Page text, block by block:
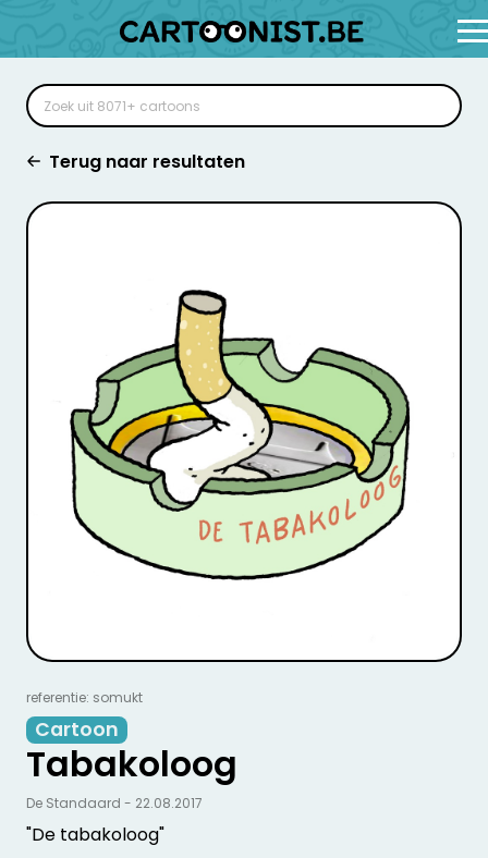
Terug naar resultaten
referentie: somukt
Cartoon
Tabakoloog
"De tabakoloog"
De Standaard - 22.08.2017